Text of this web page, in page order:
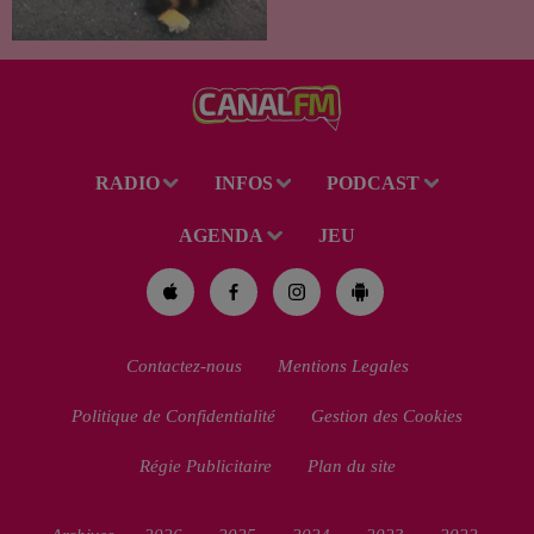
RADIO INFOS PODCAST
AGENDA JEU
Contactez-nous Mentions Legales
Politique de Confidentialité Gestion des Cookies
Régie Publicitaire Plan du site